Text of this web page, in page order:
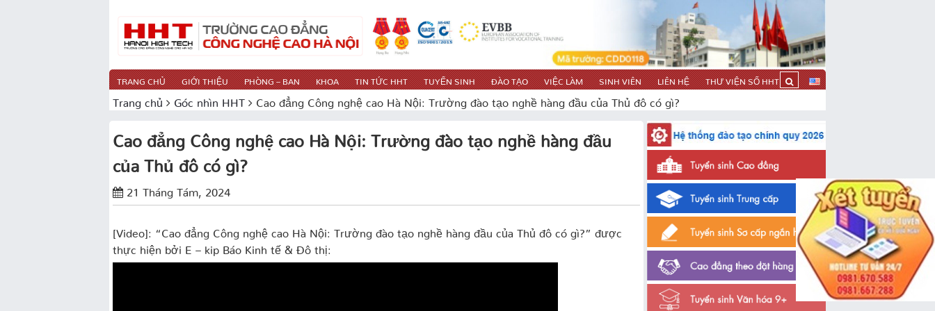
TRANG CHỦ GIỚI THIỆU PHÒNG – BAN KHOA TIN TỨC HHT TUYỂN SINH ĐÀO TẠO VIỆC LÀM SINH VIÊN LIÊN HỆ THƯ VIỆN SỐ HHT
Trang chủ Góc nhìn HHT Cao đẳng Công nghệ cao Hà Nội: Trường đào tạo nghề hàng đầu của Thủ đô có gì?
Cao đẳng Công nghệ cao Hà Nội: Trường đào tạo nghề hàng đầu
của Thủ đô có gì?
21 Tháng Tám, 2024
[Video]: “Cao đẳng Công nghệ cao Hà Nội: Trường đào tạo nghề hàng đầu của Thủ đô có gì?” được
thực hiện bởi E – kip Báo Kinh tế & Đô thị: